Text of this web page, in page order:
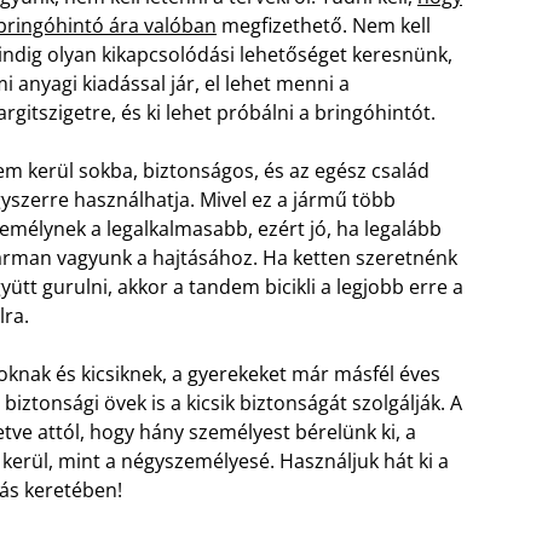
ára valóban megfizethető. Nem kell
olyan kikapcsolódási lehetőséget keresnünk,
anyagi kiadással jár, el lehet menni a
és ki lehet próbálni a bringóhintót.
kerül sokba, biztonságos, és az egész család
használhatja. Mivel ez a jármű több
a legalkalmasabb, ezért jó, ha legalább
vagyunk a hajtásához. Ha ketten szeretnénk
gurulni, akkor a tandem bicikli a legjobb erre a
és kicsiknek, a gyerekeket már másfél éves
övek is a kicsik biztonságát szolgálják. A
attól, hogy hány személyest bérelünk ki, a
mint a négyszemélyesé. Használjuk hát ki a
keretében!